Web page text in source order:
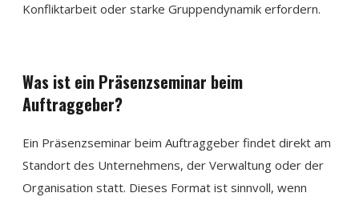
Konfliktarbeit oder starke Gruppendynamik erfordern.
Was ist ein Präsenzseminar beim
Auftraggeber?
Ein Präsenzseminar beim Auftraggeber findet direkt am
Standort des Unternehmens, der Verwaltung oder der
Organisation statt. Dieses Format ist sinnvoll, wenn